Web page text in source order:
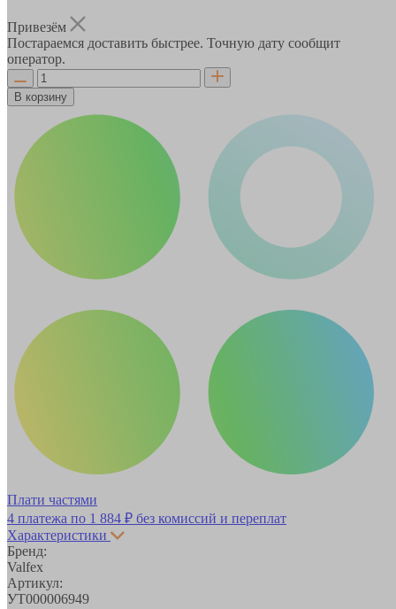
Привезём
Постараемся доставить быстрее. Точную дату сообщит
оператор.
В корзину
Плати частями
4 платежа по 1 884 ₽ без комиссий и переплат
Характеристики
Бренд:
Valfex
Артикул:
УТ000006949